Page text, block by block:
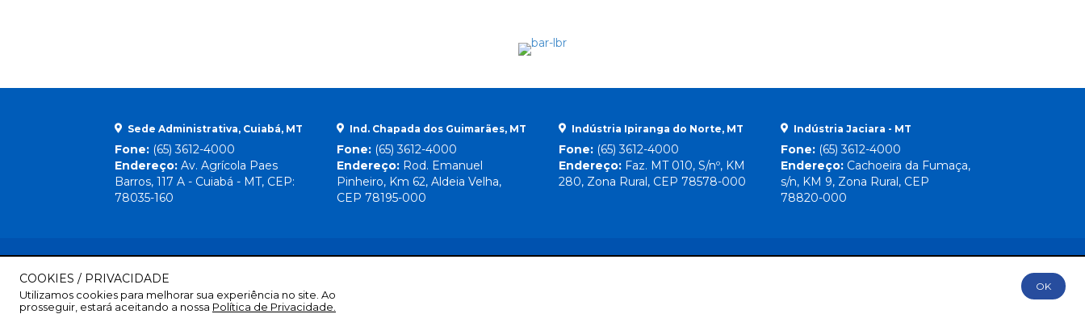
Sede Administrativa, Cuiabá, MT
Fone: (65) 3612-4000
Endereço: Av. Agrícola Paes
Barros, 117 A - Cuiabá - MT, CEP:
78035-160
Ind. Chapada dos Guimarães, MT
Fone: (65) 3612-4000
Endereço: Rod. Emanuel
Pinheiro, Km 62, Aldeia Velha,
CEP 78195-000
Indústria Ipiranga do Norte, MT
Fone: (65) 3612-4000
Endereço: Faz. MT 010, S/nº, KM
280, Zona Rural, CEP 78578-000
Indústria Jaciara - MT
Fone: (65) 3612-4000
Endereço: Cachoeira da Fumaça,
s/n, KM 9, Zona Rural, CEP
78820-000
COOKIES / PRIVACIDADE
Utilizamos cookies para melhorar sua experiência no site. Ao
prosseguir, estará aceitando a nossa Política de Privacidade.
OK